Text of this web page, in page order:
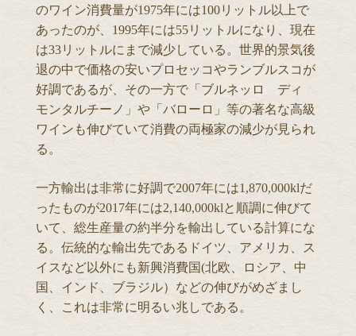
のワイン消費量が1975年には100リットル以上で
あったのが、1995年には55リットルになり、現在
は33リットルにまで減少している。世界的景気後
退の中で価格の安いプロセッコやランブルスコが
好調であるが、その一方で「ブルネッロ ディ
モンタルチーノ」や「バローロ」等の著名な高級
ワインも伸びていて消費の両極家の減少が見られ
る。
一方輸出は非常に好調で2007年には1,870,000klだ
ったものが2017年には2,140,000klと順調に伸びて
いて、総生産量の約半分を輸出している計算にな
る。伝統的な輸出先であるドイツ、アメリカ、ス
イスなど以外にも新興消費国(北欧、ロシア、中
国、インド、ブラジル）などの伸びがめざまし
く、これは非常に明るい兆しである。